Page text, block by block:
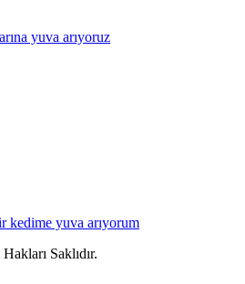
yuva arıyoruz
kedime yuva arıyorum
Saklıdır.